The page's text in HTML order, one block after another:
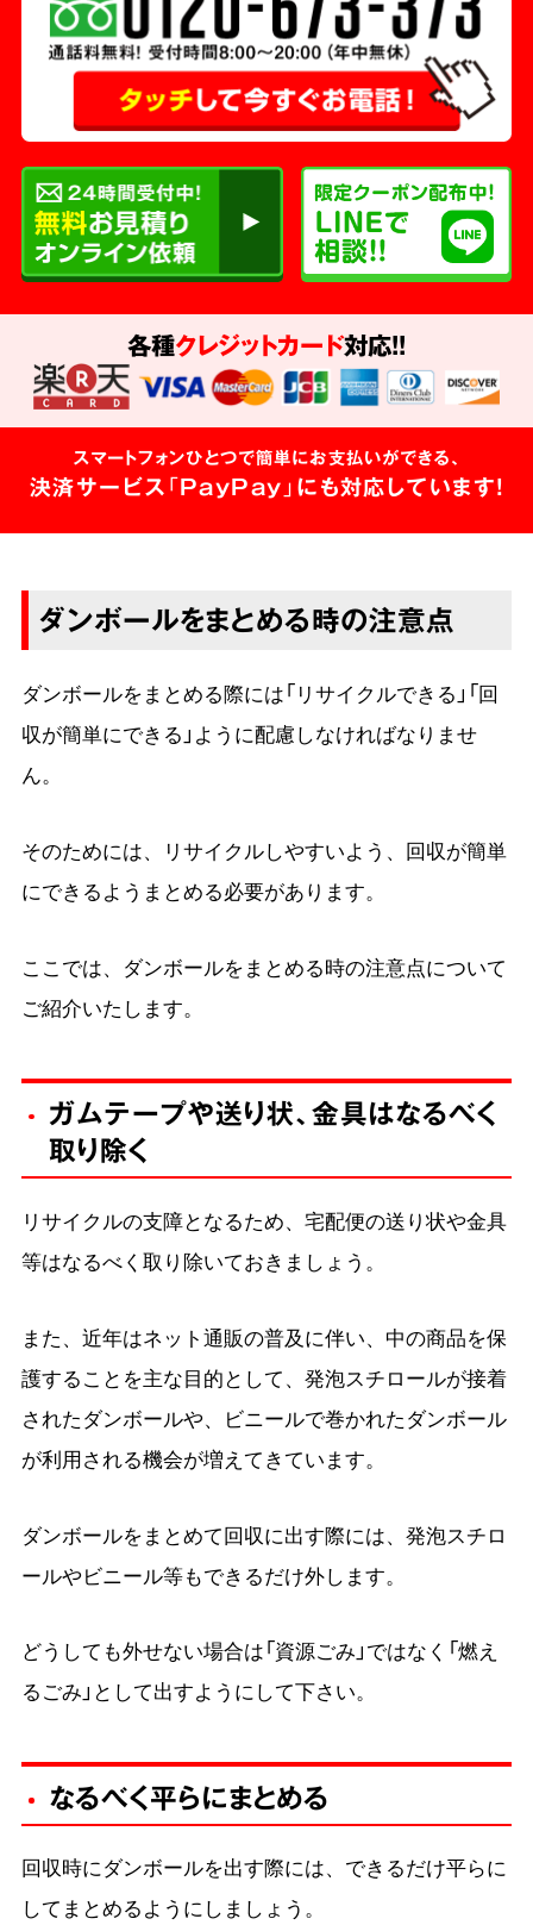
各種クレジットカード対応!!
スマートフォンひとつで簡単にお支払いができる、
決済サービス「PayPay」にも対応しています!
ダンボールをまとめる時の注意点
ダンボールをまとめる際には「リサイクルできる」「回
収が簡単にできる」ように配慮しなければなりませ
ん。
そのためには、リサイクルしやすいよう、回収が簡単
にできるようまとめる必要があります。
ここでは、ダンボールをまとめる時の注意点について
ご紹介いたします。
ガムテープや送り状、金具はなるべく
取り除く
リサイクルの支障となるため、宅配便の送り状や金具
等はなるべく取り除いておきましょう。
また、近年はネット通販の普及に伴い、中の商品を保
護することを主な目的として、発泡スチロールが接着
されたダンボールや、ビニールで巻かれたダンボール
が利用される機会が増えてきています。
ダンボールをまとめて回収に出す際には、発泡スチロ
ールやビニール等もできるだけ外します。
どうしても外せない場合は「資源ごみ」ではなく「燃え
るごみ」として出すようにして下さい。
なるべく平らにまとめる
回収時にダンボールを出す際には、できるだけ平らに
してまとめるようにしましょう。